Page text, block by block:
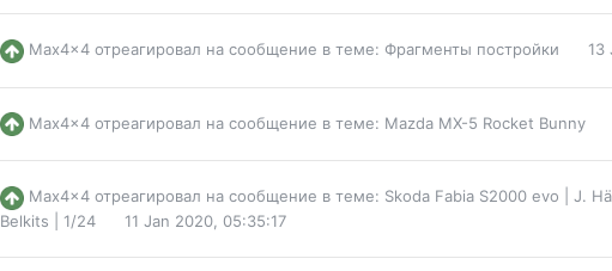
Max4x4 отреагировал на сообщение в теме: Фрагменты постройки 13
Max4x4 отреагировал на сообщение в теме: Mazda MX-5 Rocket Bunny
Max4x4 отреагировал на сообщение в теме: Skoda Fabia S2000 evo | J.
Belkits | 1/24
11 Jan 2020, 05:35:17